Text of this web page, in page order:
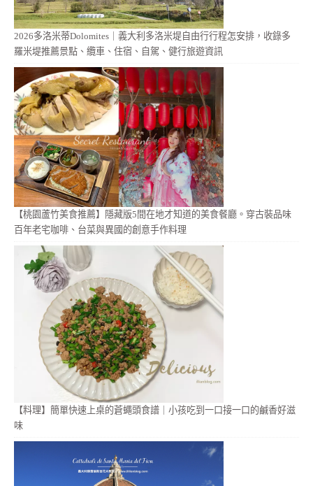
2026多洛米蒂Dolomites｜義大利多洛米堤自由行行程怎安排，收錄多
羅米堤推薦景點、纜車、住宿、自駕、健行旅遊資訊
【桃園蘆竹美食推薦】隱藏版5間在地才知道的美食餐廳。穿古裝品味
百年老宅咖啡、台菜與異國的創意手作料理
【料理】簡單快速上桌的蒼蠅頭食譜｜小孩吃到一口接一口的鹹香好滋
味